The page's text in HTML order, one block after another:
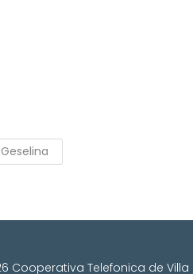
Telefonica de Villa